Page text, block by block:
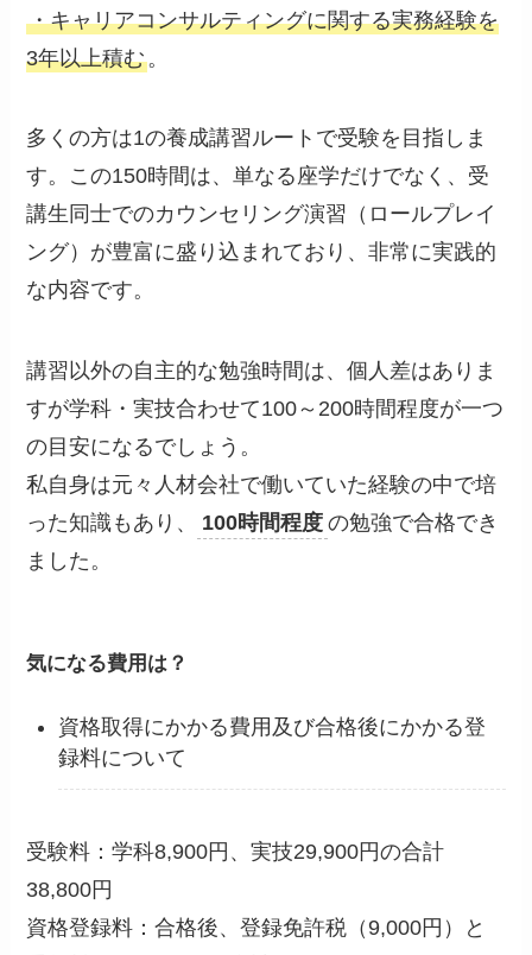
・キャリアコンサルティングに関する実務経験を
3年以上積む。
多くの方は1の養成講習ルートで受験を目指しま
す。この150時間は、単なる座学だけでなく、受
講生同士でのカウンセリング演習（ロールプレイ
ング）が豊富に盛り込まれており、非常に実践的
な内容です。
講習以外の自主的な勉強時間は、個人差はありま
すが学科・実技合わせて100～200時間程度が一つ
の目安になるでしょう。
私自身は元々人材会社で働いていた経験の中で培
った知識もあり、
100時間程度 の勉強で合格でき
ました。
気になる費用は？
資格取得にかかる費用及び合格後にかかる登
録料について
受験料：学科8,900円、実技29,900円の合計
38,800円
資格登録料：合格後、登録免許税（9,000円）と